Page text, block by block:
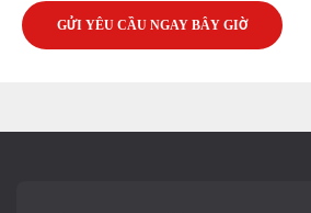
GỬI YÊU CẦU NGAY BÂY GIỜ